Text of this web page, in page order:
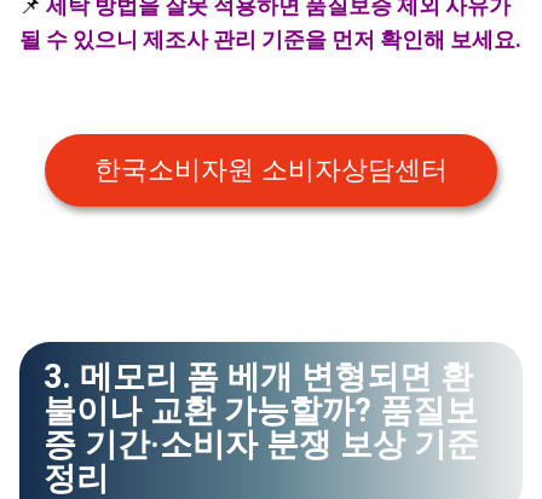
될 수 있으니 제조사 관리 기준을 먼저 확인해 보세요.
한국소비자원 소비자상담센터
3. 메모리 폼 베개 변형되면 환
불이나 교환 가능할까? 품질보
증 기간·소비자 분쟁 보상 기준
정리